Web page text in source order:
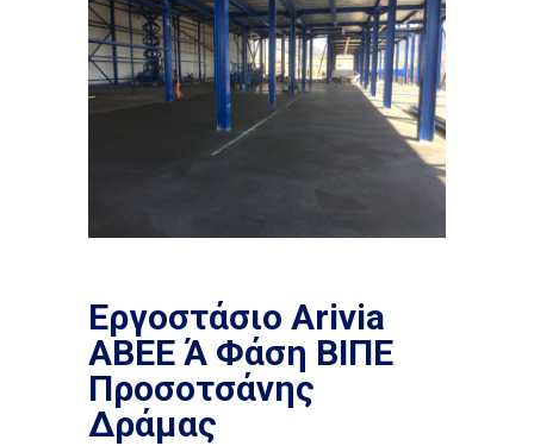
Εργοστάσιο Arivia
ΑΒΕΕ Ά Φάση ΒΙΠΕ
Προσοτσάνης
Δράμας